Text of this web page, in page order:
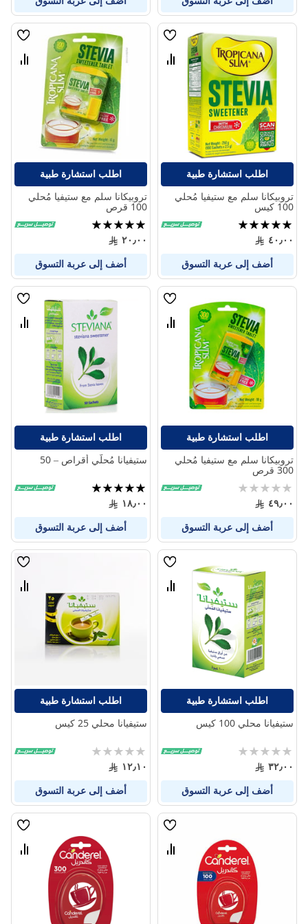
قائمة
قارن
اطلب استشارة طبية
تروبيكانا سلم مع ستيفيا مُحلي
100 كيس
تقييم:
100%
٤٠٫٠٠
أضف إلى عربة التسوق
قائمة
قارن
اطلب استشارة طبية
تروبيكانا سلم مع ستيفيا مُحلي
100 قرص
تقييم:
100%
٢٠٫٠٠
أضف إلى عربة التسوق
قائمة
قارن
اطلب استشارة طبية
تروبيكانا سلم مع ستيفيا مُحلي
300 قرص
Rating:
٤٩٫٠٠
أضف إلى عربة التسوق
قائمة
قارن
اطلب استشارة طبية
ستيفيانا مُحلّي أقراص – 50
تقييم:
100%
١٨٫٠٠
أضف إلى عربة التسوق
قائمة
قارن
اطلب استشارة طبية
ستيفيانا محلي 100 كيس
Rating:
٣٢٫٠٠
أضف إلى عربة التسوق
قائمة
قارن
اطلب استشارة طبية
ستيفيانا محلي 25 كيس
Rating:
0%
١٢٫١٠
أضف إلى عربة التسوق
قائمة
قارن
قائمة
قارن